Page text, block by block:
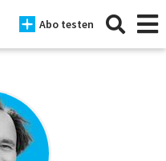
Abo testen